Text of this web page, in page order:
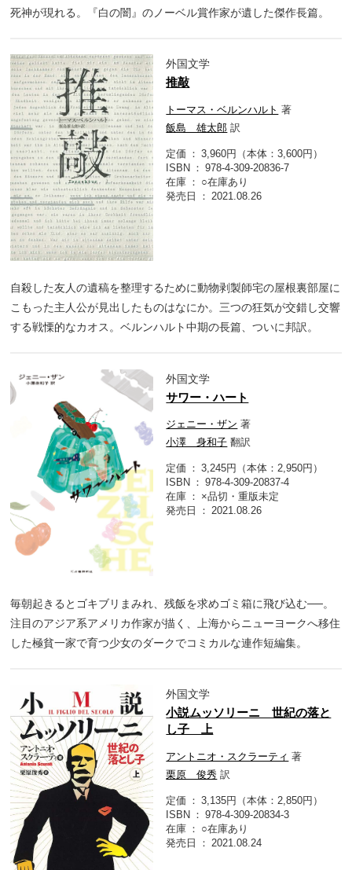
死神が現れる。『白の闇』のノーベル賞作家が遺した傑作長篇。
外国文学
推敲
トーマス・ベルンハルト 著
飯島 雄太郎 訳
定価
3,960円（本体：3,600円）
ISBN
978-4-309-20836-7
在庫
○在庫あり
発売日
2021.08.26
自殺した友人の遺稿を整理するために動物剥製師宅の屋根裏部屋に
こもった主人公が見出したものはなにか。三つの狂気が交錯し交響
する戦慄的なカオス。ベルンハルト中期の長篇、ついに邦訳。
外国文学
サワー・ハート
ジェニー・ザン 著
小澤 身和子 翻訳
定価
3,245円（本体：2,950円）
ISBN
978-4-309-20837-4
在庫
×品切・重版未定
発売日
2021.08.26
毎朝起きるとゴキブリまみれ、残飯を求めゴミ箱に飛び込む──。
注目のアジア系アメリカ作家が描く、上海からニューヨークへ移住
した極貧一家で育つ少女のダークでコミカルな連作短編集。
外国文学
小説ムッソリーニ 世紀の落と
し子 上
アントニオ・スクラーティ 著
栗原 俊秀 訳
定価
3,135円（本体：2,850円）
ISBN
978-4-309-20834-3
在庫
○在庫あり
発売日
2021.08.24